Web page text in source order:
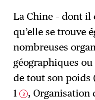
La Chine – dont
qu’elle se trouve
nombreuses
géographiques
de tout son poids
1 3 , Organisation